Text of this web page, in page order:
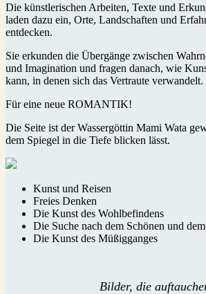
Die künstlerischen Arbeiten, Texte und
laden dazu ein, Orte, Landschaften und
entdecken.
Sie erkunden die Übergänge zwischen
und Imagination und fragen danach, wie
kann, in denen sich das Vertraute verwandelt.
Für eine neue ROMANTIK!
Die Seite ist der Wassergöttin Mami Wata
dem Spiegel in die Tiefe blicken lässt.
Kunst und Reisen
Freies Denken
Die Kunst des Wohlbefindens
Die Suche nach dem Schönen und
Die Kunst des Müßigganges
Bilder, die